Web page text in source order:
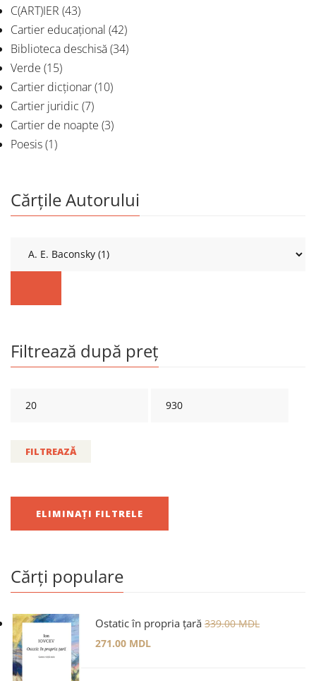
C(ART)IER (43)
Cartier educațional (42)
Biblioteca deschisă(34)
Verde (15)
Cartier dicționar(10)
Cartier juridic (7)
Cartier de noapte (3)
Poesis(1)
Cărțile Autorului
Filtrează după preț
FILTREAZĂ
ELIMINAȚI FILTRELE
Cărți populare
Ostatic în propria țară 339.00MDL
271.00 MDL